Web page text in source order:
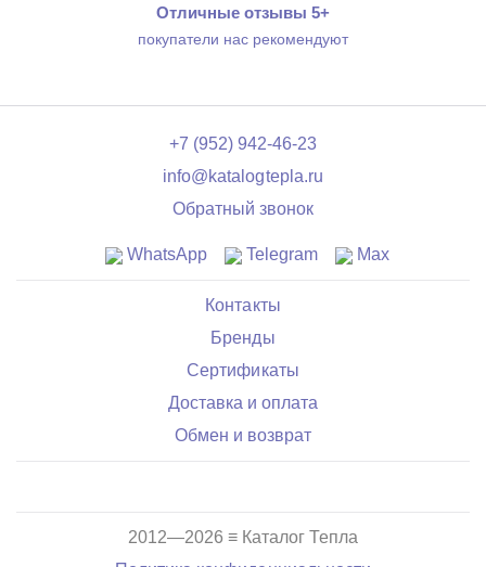
Отличные отзывы 5+
покупатели нас рекомендуют
+7 (952) 942-46-23
info@katalogtepla.ru
Обратный звонок
WhatsApp Telegram Max
Контакты
Бренды
Сертификаты
Доставка и оплата
Обмен и возврат
2012—2026 ≡ Каталог Тепла